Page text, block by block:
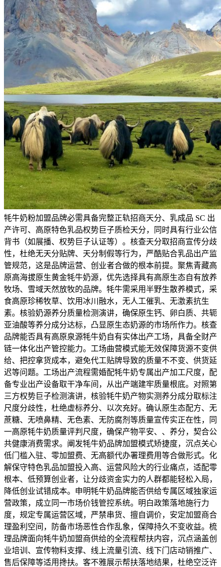
牦牛奶粉加盟品牌必需具备完整正轨招商天分、乳成品 SC 出
产许可、高原特色乳品权势巨子质检天分，同时具有行业公信
背书（如展播、权势巨子认证等）。核查天分取招商宣传分歧
性，杜绝无天分贴牌、天分制假等行为，严酷贴合乳品出产监
管规范，这是品牌运营、创业者合做的根本前提。聚焦青藏高
原高海拔原生黄金牦牛奶源，优先选择具有高原生态自有放养
牧场、雪域天然放牧的品牌。牦牛需采用半野生散养模式，采
食高原珍稀牧草、饮用冰川融水，无人工催乳、无激素抗生
素。核验奶源养分质量检测演讲，确保原生钙、卵白质、共轭
亚油酸等养分成分达标，凸显原生态奶源的市场所作力。核查
品牌能否具有高原泉源牦牛奶自有实体出产工场，具备全财产
链一体化出产管控能力。工场曲营模式能无效保障货源不变供
给、把控拿货成本，避免代工贴牌导致的质量不不变、供货延
迟等问题。工场出产流程需婚配牦牛奶专属出产加工尺度，配
备专业出产设备取干净车间，从出产端建牢质量根底。对照第
三方权势巨子检测演讲，核验牦牛奶产物实测养分成分取标注
尺度分歧性，杜绝虚标养分、以次充好。确认原生态配方、无
蔗糖、无喷鼻精、无色素、无防腐剂等质量宣传实正在性，同
一高原牦牛奶质量评判尺度，确保产物平安、、养分，契合公
共健康消费需求。阐发牦牛奶品牌加盟模式矫捷度，沉点关心
低门槛入驻、零加盟费、无高额代办署理费用等合做形式。化
解保守特色乳品加盟投入高、运营风险大的行业痛点，适配零
根本、低预算创业者，让分歧资金实力的人群都能轻松入局，
降低创业试错成本。申明牦牛奶品牌能否供给专属区域独家运
营政策，成立同一市场价钱管控系统。明白政策落地施行力
度，规定专属运营区域，严禁串货、擅自调价，安定加盟商合
理盈利空间，防备市场恶性合作乱象，保障持久不变收益。梳
理品牌面向牦牛奶加盟商供给的全流程帮扶内容，沉点涵盖创
业培训、宣传物料支撑、线上流量引流、线下门店动销推广、
售后保障等适用搀扶。客不雅展示帮扶落地结果，杜绝空泛许